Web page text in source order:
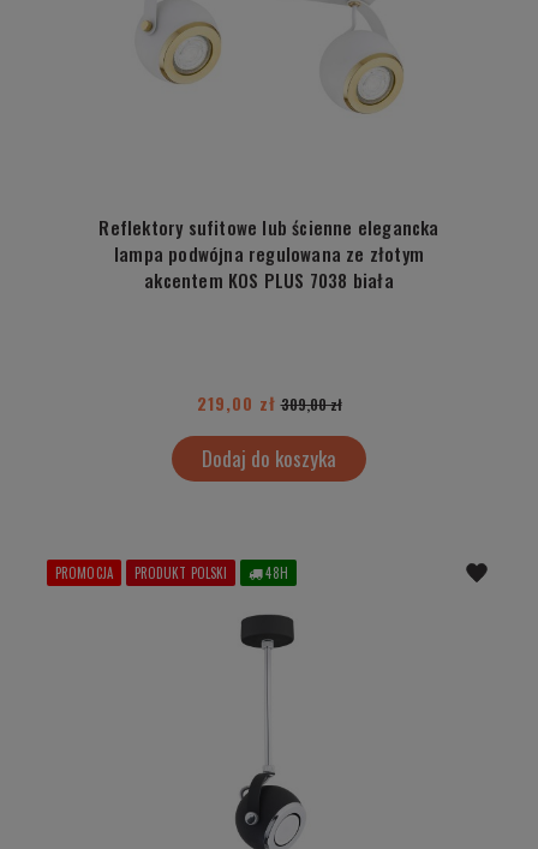
Reflektory sufitowe lub ścienne elegancka
lampa podwójna regulowana ze złotym
akcentem KOS PLUS 7038 biała
219,00 zł 309,00 zł
Dodaj do koszyka
PROMOCJA PRODUKT POLSKI 48H